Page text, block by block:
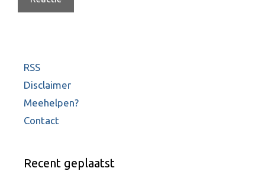
RSS
Disclaimer
Meehelpen?
Contact
Recent geplaatst